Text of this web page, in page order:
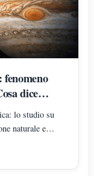
dice
lo studio su
naturale e